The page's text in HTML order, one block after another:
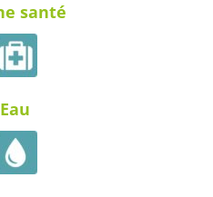
santé
Eau